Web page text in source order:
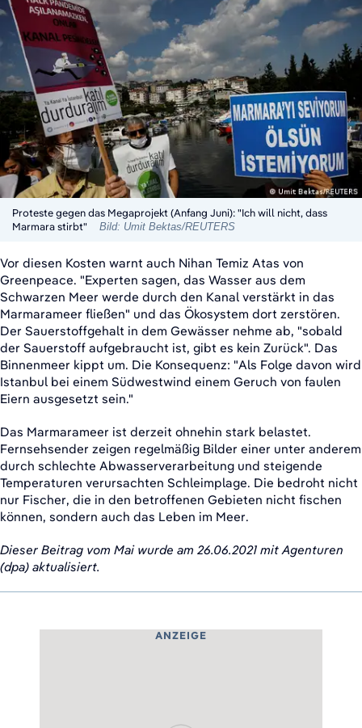
Proteste gegen das Megaprojekt (Anfang Juni): "Ich will nicht, dass
Marmara stirbt"
Bild: Umit Bektas/REUTERS
Vor diesen Kosten warnt auch Nihan Temiz Atas von
Greenpeace. "Experten sagen, das Wasser aus dem
Schwarzen Meer werde durch den Kanal verstärkt in das
Marmarameer fließen" und das Ökosystem dort zerstören.
Der Sauerstoffgehalt in dem Gewässer nehme ab, "sobald
der Sauerstoff aufgebraucht ist, gibt es kein Zurück". Das
Binnenmeer kippt um. Die Konsequenz: "Als Folge davon wird
Istanbul bei einem Südwestwind einem Geruch von faulen
Eiern ausgesetzt sein."
Das Marmarameer ist derzeit ohnehin stark belastet.
Fernsehsender zeigen regelmäßig Bilder einer unter anderem
durch schlechte Abwasserverarbeitung und steigende
Temperaturen verursachten Schleimplage. Die bedroht nicht
nur Fischer, die in den betroffenen Gebieten nicht fischen
können, sondern auch das Leben im Meer.
Dieser Beitrag vom Mai wurde am 26.06.2021 mit Agenturen
(dpa) aktualisiert.
ANZEIGE